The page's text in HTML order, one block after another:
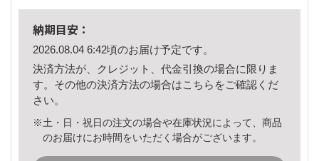
納期目安：
2026.08.04 6:42頃のお届け予定です。
決済方法が、クレジット、代金引換の場合に限りま
す。その他の決済方法の場合はこちら をご確認くだ
さい。
※土・日・祝日の注文の場合や在庫状況によって、商品
のお届けにお時間をいただく場合がございます。